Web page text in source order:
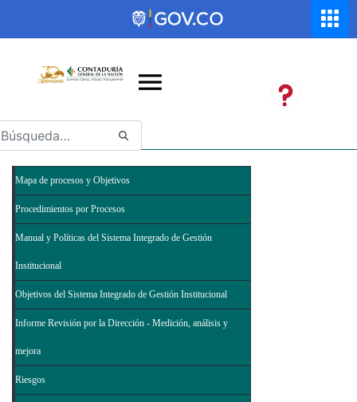
Saltar al contenido principal
Abrir menú de accesibilidad
Mapa de procesos y Objetivos
Procedimientos por Procesos
Manual y Políticas del Sistema Integrado de Gestión
Institucional
Objetivos del Sistema Integrado de Gestión Institucional
Informe Revisión por la Dirección - Medición, análisis y
mejora
Riesgos